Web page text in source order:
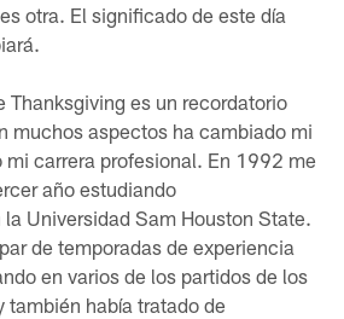
otra. El significado de este día
Thanksgiving es un recordatorio
muchos aspectos ha cambiado mi
mi carrera profesional. En 1992 me
año estudiando
Universidad Sam Houston State.
de temporadas de experiencia
en varios de los partidos de los
también había tratado de